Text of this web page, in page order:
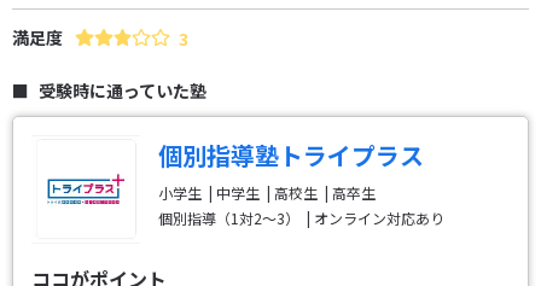
満足度 3
受験時に通っていた塾
個別指導塾トライプラス
小学生 中学生 高校生
高卒生
個別指導（1対2～3）
オンライン対応あり
ココがポイント